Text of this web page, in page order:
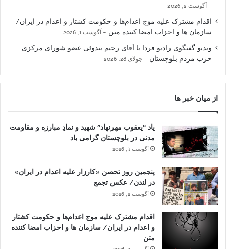
آگوست 2, 2026
اقدام مشترک علیه موج اعدام‌ها و حکومت کشتار و اعدام در ایران/
سازمان ها و احزاب امضا کننده متن
آگوست 1, 2026
ویدیو گفتگوی رادیو فردا با آقای رحیم بندوئی عضو شورای مرکزی
حزب مردم بلوچستان
جولای 28, 2026
از میان خبر ها
یاد “یعقوب مهرنهاد” شهید و نمادِ مبارزه و مقاومت
مدنی در بلوچستان گرامی باد
آگوست 3, 2026
پنجمین روز تحصن «کارزار علیه اعدام در ایران»
در لندن/ عکس تجمع
آگوست 2, 2026
اقدام مشترک علیه موج اعدام‌ها و حکومت کشتار
و اعدام در ایران/ سازمان ها و احزاب امضا کننده
متن